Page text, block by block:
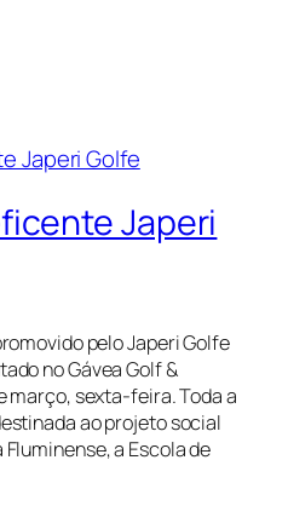
Japeri
pelo Japeri Golfe
no Gávea Golf &
março, sexta-feira. Toda a
ao projeto social
a Escola de